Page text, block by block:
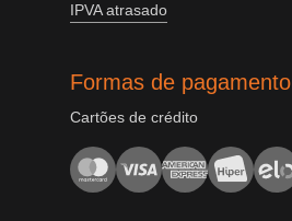
IPVA atrasado
Formas de pagamento
Cartões de crédito